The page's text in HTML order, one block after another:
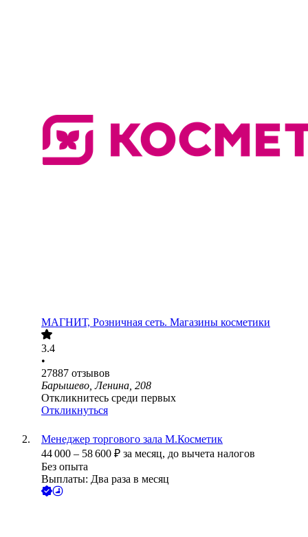
МАГНИТ, Розничная сеть. Магазины косметики
3.4
•
27887 отзывов
Барышево, Ленина, 208
Откликнитесь среди первых
Откликнуться
Менеджер торгового зала М.Косметик
44 000 – 58 600 ₽ за месяц, до вычета налогов
Без опыта
Выплаты: Два раза в месяц